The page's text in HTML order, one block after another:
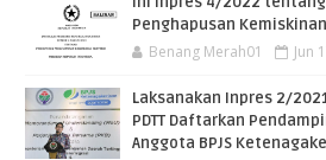
Penghapusan
Benang Merah01 Jun
Laksanakan Inpres 2/
PDTT Daftarkan
Anggota BPJS